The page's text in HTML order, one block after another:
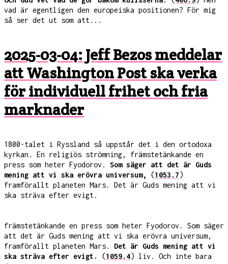
vad är egentligen den europeiska positionen? För mig
så ser det ut som att...
2025-03-04: Jeff Bezos meddelar
att Washington Post ska verka
för individuell frihet och fria
marknader
1800-talet i Ryssland så uppstår det i den ortodoxa
kyrkan. En religiös strömning, främstetänkande en
press som heter Fyodorov. Som säger att det är Guds
mening att vi ska erövra universum,
(1053.7)
framförallt planeten Mars. Det är Guds mening att vi
ska sträva efter evigt.
främstetänkande en press som heter Fyodorov. Som säger
att det är Guds mening att vi ska erövra universum,
framförallt planeten Mars. Det är Guds mening att vi
ska sträva efter evigt.
(1059.4) liv. Och inte bara